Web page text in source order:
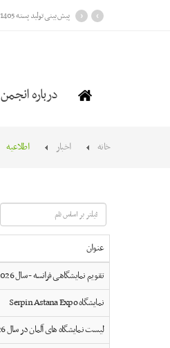
پیش بینی تولید پسته 1405 ایران ›
‹
درباره انجمن
خانه اخبار اطلاعیه
فیلتر
بر
اساس
نام
عنوان
تقویم نمایشگاهی فرانسه - سال 2026
نمایشگاه Serpin Astana Expo
لیست نمایشگاه های آلمان در سال 2026